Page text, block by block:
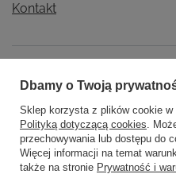
Kontakt
Regulaminy
Dbamy o Twoją
Sklep korzysta z plików cookie w
Polityką dotyczącą cookies.
przechowywania lub dostępu do
Więcej informacji na temat
także na stronie Prywatność i